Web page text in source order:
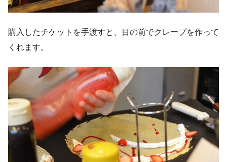
購入したチケットを手渡すと、目の前でクレープを作って
くれます。